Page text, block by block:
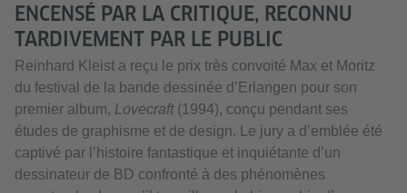
ENCENSÉ PAR LA CRITIQUE, RECONNU
TARDIVEMENT PAR LE PUBLIC
Reinhard Kleist a reçu le prix très convoité Max et Moritz
du festival de la bande dessinée d’Erlangen pour son
premier album, Lovecraft(1994), conçu pendant ses
études de graphisme et de design. Le jury a d’emblée été
captivé par l’histoire fantastique et inquiétante d’un
dessinateur de BD confronté à des phénomènes